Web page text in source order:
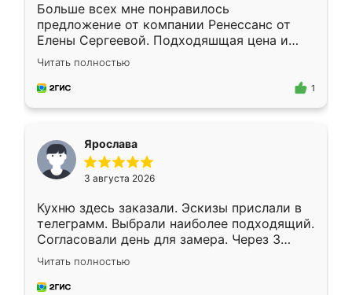
Больше всех мне понравилось
предложение от компании Ренессанс от
Елены Сергеевой. Подходяшщая цена и
короткие сроки изготовления. Приехавший
для замера сотрудник Владислав
предложил по моему эскизу самый
Читать полностью
1
Ярослава
3 августа 2026
Кухню здесь заказали. Эскизы прислали в
телеграмм. Выбрали наиболее подходящий.
Согласовали день для замера. Через 3
недели кухня была уже готова. Остались
довольны работой. Спасибо Ренессанс
мебель за качественную работу!
Читать полностью